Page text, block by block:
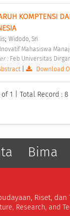
KOMPTENSI
; Widodo, Sri
Mahasiswa
: Feb Universitas
| Download
of 1 | Total Record : 8
Bima
Riset, dan
Research, and